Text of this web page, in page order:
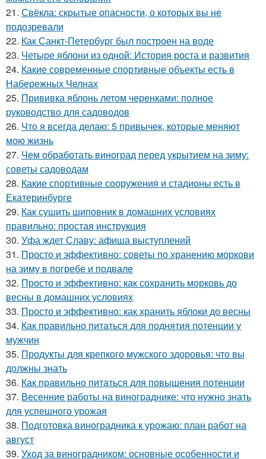
21. Свёкла: скрытые опасности, о которых вы не
подозревали
22. Как Санкт-Петербург был построен на воде
23. Четыре яблони из одной: История роста и развития
24. Какие современные спортивные объекты есть в
Набережных Челнах
25. Прививка яблонь летом черенками: полное
руководство для садоводов
26. Что я всегда делаю: 5 привычек, которые меняют
мою жизнь
27. Чем обработать виноград перед укрытием на зиму:
советы садоводам
28. Какие спортивные сооружения и стадионы есть в
Екатеринбурге
29. Как сушить шиповник в домашних условиях
правильно: простая инструкция
30. Уфа ждет Славу: афиша выступлений
31. Просто и эффективно: советы по хранению моркови
на зиму в погребе и подвале
32. Просто и эффективно: как сохранить морковь до
весны в домашних условиях
33. Просто и эффективно: как хранить яблоки до весны
34. Как правильно питаться для поднятия потенции у
мужчин
35. Продукты для крепкого мужского здоровья: что вы
должны знать
36. Как правильно питаться для повышения потенции
37. Весенние работы на винограднике: что нужно знать
для успешного урожая
38. Подготовка виноградника к урожаю: план работ на
август
39. Уход за виноградником: основные особенности и